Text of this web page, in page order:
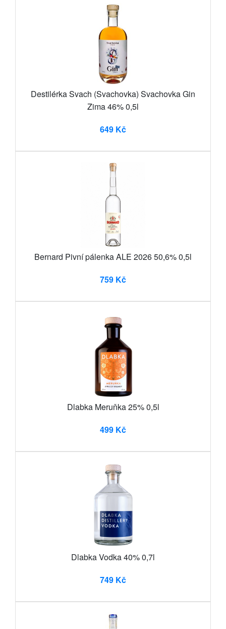
Destilérka Svach (Svachovka) Svachovka Gin
Zima 46% 0,5l
649 Kč
Bernard Pivní pálenka ALE 2026 50,6% 0,5l
759 Kč
Dlabka Meruňka 25% 0,5l
499 Kč
Dlabka Vodka 40% 0,7l
749 Kč